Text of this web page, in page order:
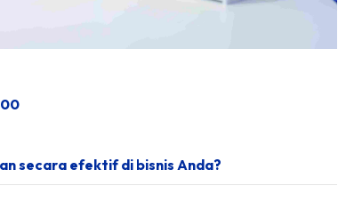
secara efektif di bisnis Anda?